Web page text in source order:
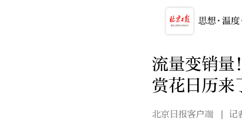
流量变销
赏花日历来
北京日报客户端
| 记